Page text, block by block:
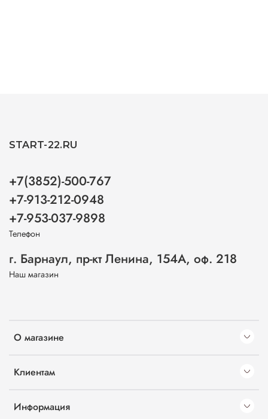
О магазине
Клиентам
Информация
START-22.RU
+7(3852)-500-767
+7-913-212-0948
+7-953-037-9898
Телефон
г. Барнаул, пр-кт Ленина, 154А, оф. 218
Наш магазин